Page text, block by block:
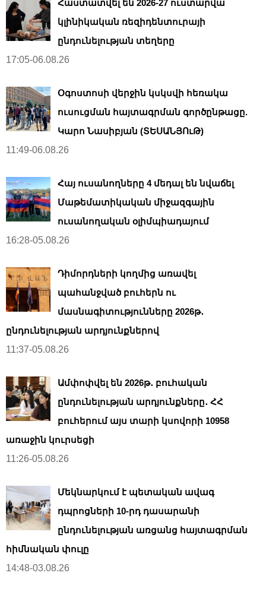
Հաստատվել են 2026-27 ուստարվա
կլինիկական ռեզիդենտուրայի
ընդունելության տեղերը
17:05-06.08.26
Օգոստոսի վերջին կսկսվի հեռակա
ուսուցման հայտագրման գործընթացը.
Կարո Նասիբյան (ՏԵՍԱՆՅՈւԹ)
11:49-06.08.26
Հայ ուսանողները 4 մեդալ են նվաճել
Մաթեմատիկական միջազգային
ուսանողական օլիմպիադայում
16:28-05.08.26
Դիմորդների կողմից առավել
պահանջված բուհերն ու
մասնագիտությունները 2026թ․
ընդունելության արդյունքներով
11:37-05.08.26
Ամփոփվել են 2026թ․ բուհական
ընդունելության արդյունքները․ ՀՀ
բուհերում այս տարի կսովորի 10958
առաջին կուրսեցի
11:26-05.08.26
Մեկնարկում է պետական ավագ
դպրոցների 10-րդ դասարանի
ընդունելության առցանց հայտագրման
հիմնական փուլը
14:48-03.08.26